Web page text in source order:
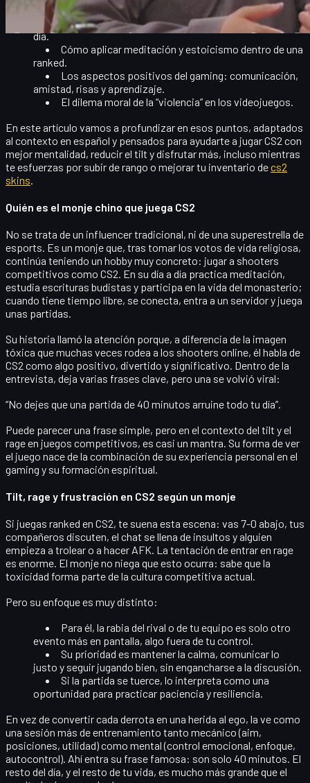
Por qué no hay que dejar que una partida arruine tu
día.
Cómo aplicar meditación y estoicismo dentro de una
ranked.
Los aspectos positivos del gaming: comunicación,
amistad, risas y aprendizaje.
El dilema moral de la “violencia” en los videojuegos.
En este artículo vamos a profundizar en esos puntos, adaptados
al contexto en español y pensados para ayudarte a jugar CS2 con
mejor mentalidad, reducir el tilt y disfrutar más, incluso mientras
te esfuerzas por subir de rango o mejorar tu inventario decs2
skins.
Quién es el monje chino que juega CS2
No se trata de un influencer tradicional, ni de una superestrella de
esports. Es un monje que, tras tomar los votos de vida religiosa,
continúa teniendo un hobby muy concreto: jugar a shooters
competitivos como CS2. En su día a día practica meditación,
estudia escrituras budistas y participa en la vida del monasterio;
cuando tiene tiempo libre, se conecta, entra a un servidor y juega
unas partidas.
Su historia llamó la atención porque, a diferencia de la imagen
tóxica que muchas veces rodea a los shooters online, él habla de
CS2 como algo positivo, divertido y significativo. Dentro de la
entrevista, deja varias frases clave, pero una se volvió viral:
“No dejes que una partida de 40 minutos arruine todo tu día”.
Puede parecer una frase simple, pero en el contexto del tilt y el
rage en juegos competitivos, es casi un mantra. Su forma de ver
el juego nace de la combinación de su experiencia personal en el
gaming y su formación espiritual.
Tilt, rage y frustración en CS2 según un monje
Si juegas ranked en CS2, te suena esta escena: vas 7-0 abajo, tus
compañeros discuten, el chat se llena de insultos y alguien
empieza a trolear o a hacer AFK. La tentación de entrar en rage
es enorme. El monje no niega que esto ocurra: sabe que la
toxicidad forma parte de la cultura competitiva actual.
Pero su enfoque es muy distinto:
Para él, la rabia del rival o de tu equipo es solo otro
evento más en pantalla, algo fuera de tu control.
Su prioridad es mantener la calma, comunicar lo
justo y seguir jugando bien, sin engancharse a la discusión.
Si la partida se tuerce, lo interpreta como una
oportunidad para practicar paciencia y resiliencia.
En vez de convertir cada derrota en una herida al ego, la ve como
una sesión más de entrenamiento tanto mecánico (aim,
posiciones, utilidad) como mental (control emocional, enfoque,
autocontrol). Ahí entra su frase famosa: son solo 40 minutos. El
resto del día, y el resto de tu vida, es mucho más grande que el